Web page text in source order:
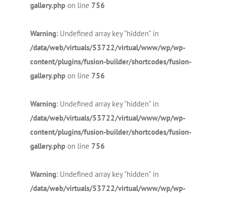
gallery.php on line 756
Warning: Undefined array key "hidden" in
/data/web/virtuals/53722/virtual/www/wp/wp-
content/plugins/fusion-builder/shortcodes/fusion-
gallery.php on line 756
Warning: Undefined array key "hidden" in
/data/web/virtuals/53722/virtual/www/wp/wp-
content/plugins/fusion-builder/shortcodes/fusion-
gallery.php on line 756
Warning: Undefined array key "hidden" in
/data/web/virtuals/53722/virtual/www/wp/wp-